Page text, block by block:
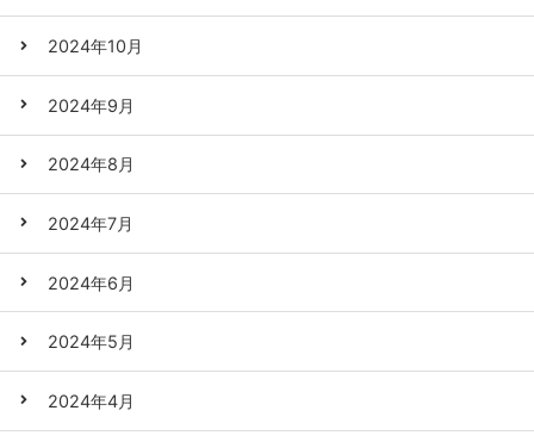
2024年10月
2024年9月
2024年8月
2024年7月
2024年6月
2024年5月
2024年4月